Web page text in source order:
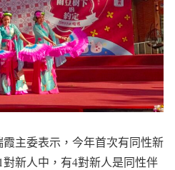
主委表示，今年首次有同性新
新人中，有4對新人是同性伴